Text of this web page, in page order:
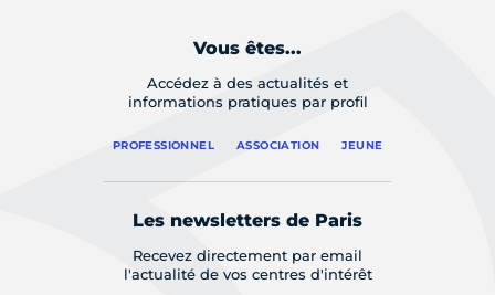
Vous êtes...
Accédez à des actualités et
informations pratiques par profil
PROFESSIONNEL ASSOCIATION JEUNE
Les newsletters de Paris
Recevez directement par email
l'actualité de vos centres d'intérêt